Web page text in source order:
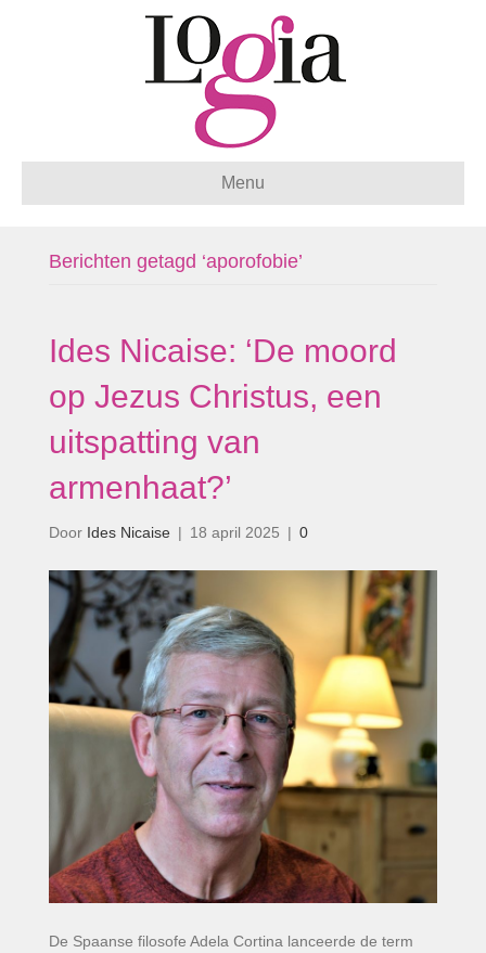
Menu
Berichten getagd ‘aporofobie’
Ides Nicaise: ‘De moord
op Jezus Christus, een
uitspatting van
armenhaat?’
Door Ides Nicaise | 18 april 2025 | 0
De Spaanse filosofe Adela Cortina lanceerde de term